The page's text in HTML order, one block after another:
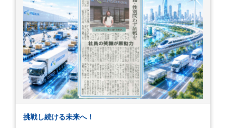
挑戦し続ける未来へ！